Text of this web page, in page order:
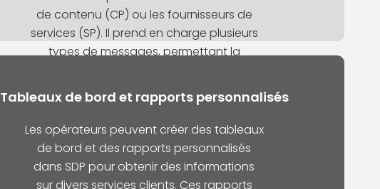
de contenu (CP) ou les fournisseurs de
services (SP). Il prend en charge plusieurs
types de messages, permettant la
Tableaux de bord et rapports personnalisés
Les opérateurs peuvent créer des tableaux
de bord et des rapports personnalisés
dans SDP pour obtenir des informations
sur divers services clients. Ces rapports